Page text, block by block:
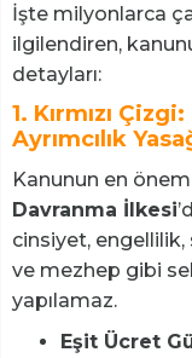
İşte milyonlarca
ilgilendiren,
detayları:
1. Kırmızı
Ayrımcılık
Kanunun en
Davranma İlkesi
cinsiyet, engellilik,
ve mezhep gibi
yapılamaz.
Eşit Ücret